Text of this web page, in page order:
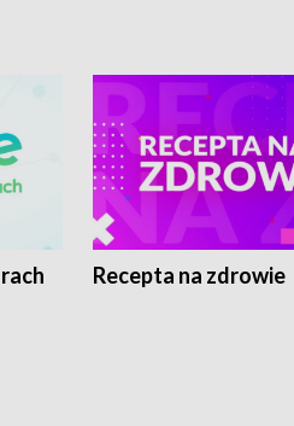
Recepta na zdrowie